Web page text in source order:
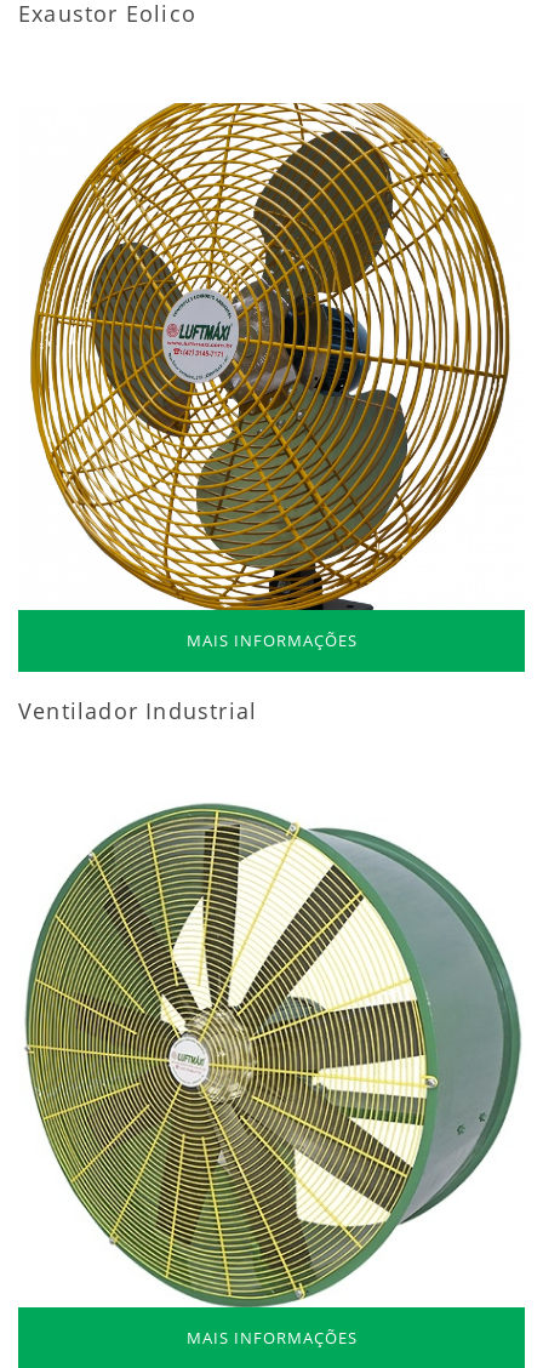
Exaustor Eolico
MAIS INFORMAÇÕES
Ventilador Industrial
MAIS INFORMAÇÕES